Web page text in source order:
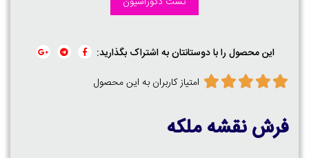
این محصول را با دوستانتان به اشتراک بگذارید:
امتیاز کاربران به این محصول
فرش نقشه ملکه